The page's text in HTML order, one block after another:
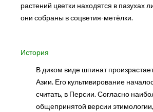
растений цветки находятся в пазухах
они собраны в соцветия-метёлки.
История
В диком виде шпинат
Азии. Его культивирование
считать, в Персии. Согласно
общепринятой версии